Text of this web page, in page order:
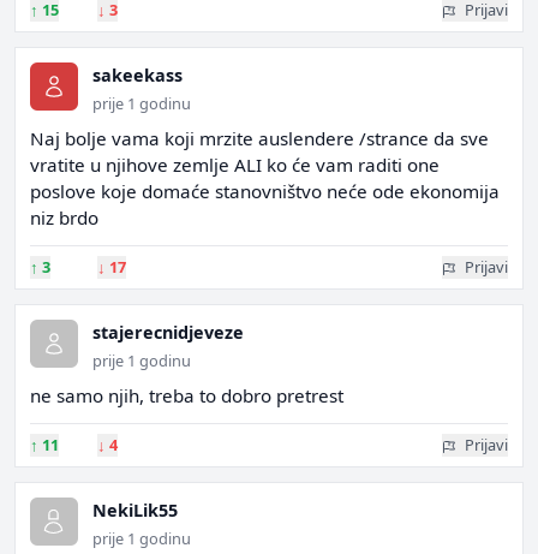
↑ 15 ↓ 3 Prijavi
sakeekass
prije 1 godinu
Naj bolje vama koji mrzite auslendere /strance da sve
vratite u njihove zemlje ALI ko će vam raditi one
poslove koje domaće stanovništvo neće ode ekonomija
niz brdo
↑ 3 ↓ 17 Prijavi
stajerecnidjeveze
prije 1 godinu
ne samo njih, treba to dobro pretrest
↑ 11 ↓ 4 Prijavi
NekiLik55
prije 1 godinu